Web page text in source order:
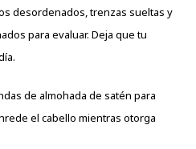
desordenados, trenzas sueltas y
para evaluar. Deja que tu
de almohada de satén para
el cabello mientras otorga